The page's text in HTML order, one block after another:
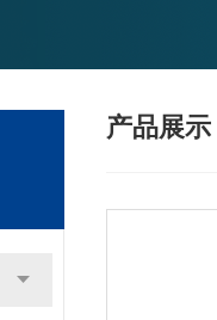
产品展示